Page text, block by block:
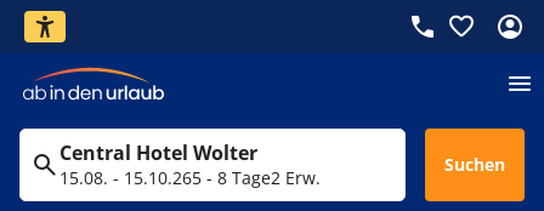
Central Hotel Wolter
15.08. - 15.10.265 - 8 Tage2 Erw.
Suchen